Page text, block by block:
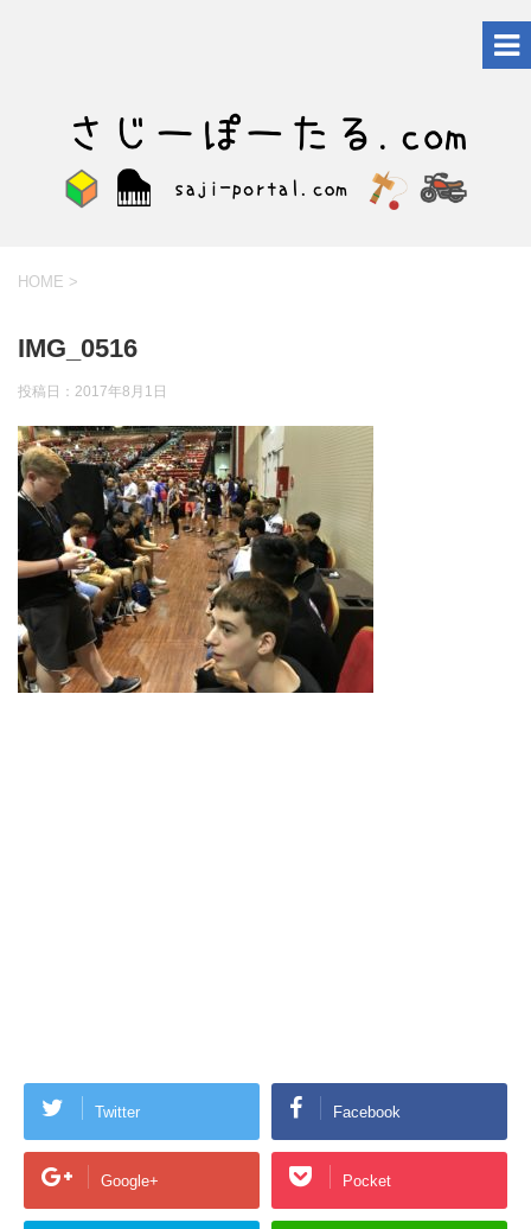
HOME >
IMG_0516
投稿日： 2017年8月1日
Twitter Facebook
Google+ Pocket